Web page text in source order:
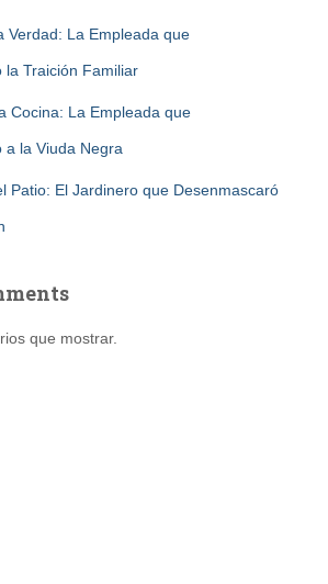
Verdad: La Empleada que
la Traición Familiar
Cocina: La Empleada que
a la Viuda Negra
Patio: El Jardinero que Desenmascaró
que mostrar.